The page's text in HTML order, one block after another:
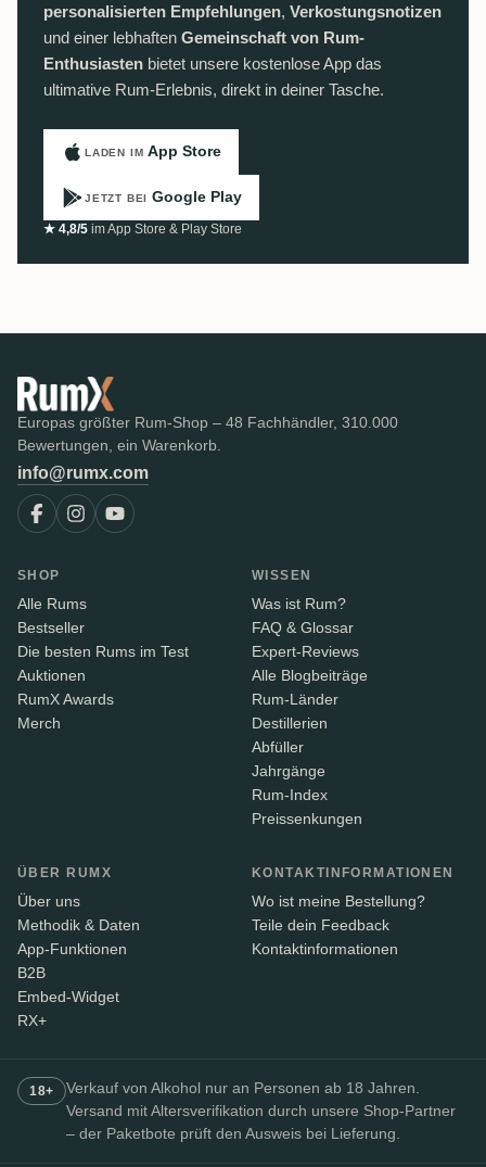
personalisierten Empfehlungen, Verkostungsnotizen
und einer lebhaften Gemeinschaft von Rum-
Enthusiasten bietet unsere kostenlose App das
ultimative Rum-Erlebnis, direkt in deiner Tasche.
LADEN IM App Store
JETZT BEI Google Play
★ 4,8/5 im App Store & Play Store
Europas größter Rum-Shop – 48 Fachhändler, 310.000
Bewertungen, ein Warenkorb.
info@rumx.com
SHOP
Alle Rums
Bestseller
Die besten Rums im Test
Auktionen
RumX Awards
Merch
WISSEN
Was ist Rum?
FAQ & Glossar
Expert-Reviews
Alle Blogbeiträge
Rum-Länder
Destillerien
Abfüller
Jahrgänge
Rum-Index
Preissenkungen
ÜBER RUMX
Über uns
Methodik & Daten
App-Funktionen
B2B
Embed-Widget
RX+
KONTAKTINFORMATIONEN
Wo ist meine Bestellung?
Teile dein Feedback
Kontaktinformationen
18+
Verkauf von Alkohol nur an Personen ab 18 Jahren.
Versand mit Altersverifikation durch unsere Shop-Partner
– der Paketbote prüft den Ausweis bei Lieferung.